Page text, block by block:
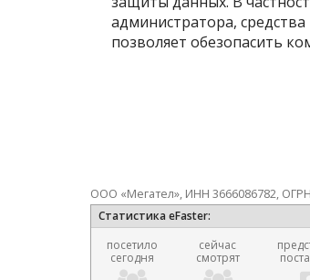
администратора,
позволяет обезопасить
ООО «Мегател», ИНН 3666086782,
Статистика eFaster:
посетило
сегодня
сейчас
смотрят